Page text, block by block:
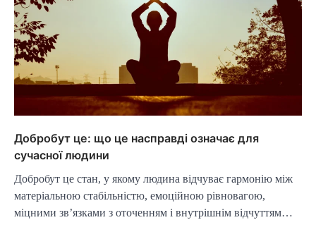
Добробут це: що це насправді означає для
сучасної людини
Добробут це стан, у якому людина відчуває гармонію між
матеріальною стабільністю, емоційною рівновагою,
міцними зв’язками з оточенням і внутрішнім відчуттям…